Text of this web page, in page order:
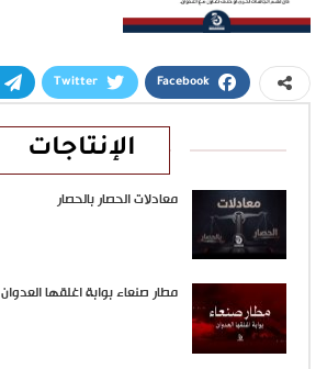
Facebook
Twitter
الإنتاجات
معادلات الحصار بالحصار
مطار صنعاء بوابة اغلقها العدوان